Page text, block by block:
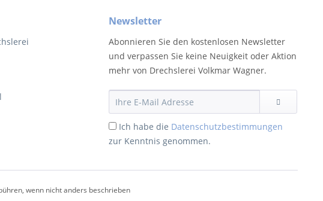
Newsletter
Abonnieren Sie den kostenlosen Newsletter
und verpassen Sie keine Neuigkeit oder Aktion
mehr von Drechslerei Volkmar Wagner.
Ich habe die Datenschutzbestimmungen
zur Kenntnis genommen.
wenn nicht anders beschrieben